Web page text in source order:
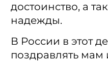
достоинство, а
надежды.
В России в этот
поздравлять